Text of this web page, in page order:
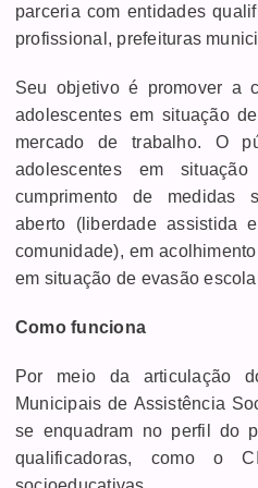
parceria com entidades
profissional, prefeituras
Seu objetivo é promover a
adolescentes em situação
mercado de trabalho. O
adolescentes em
cumprimento de medidas
aberto (liberdade assistida
comunidade), em
em situação de evasão
Como funciona
Por meio da articulação
Municipais de Assistência
se enquadram no perfil do
qualificadoras, como o